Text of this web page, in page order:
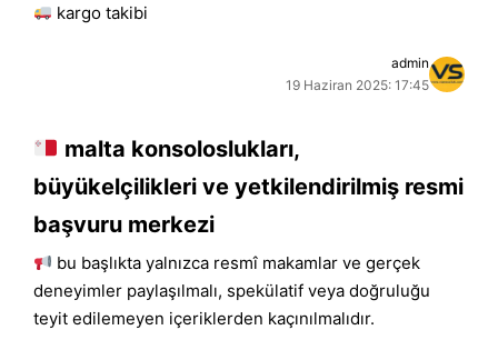
kargo takibi
admin
19 Haziran 2025: 17:45
malta konsoloslukları,
büyükelçilikleri ve yetkilendirilmiş resmi
başvuru merkezi
bu başlıkta yalnızca resmî makamlar ve gerçek
deneyimler paylaşılmalı, spekülatif veya doğruluğu
teyit edilemeyen içeriklerden kaçınılmalıdır.